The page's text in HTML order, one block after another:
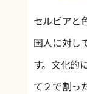
セルビアと
国人に対し
す。文化的
て２で割っ